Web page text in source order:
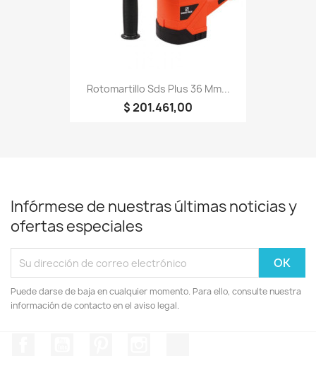
Rotomartillo Sds Plus 36 Mm...
$ 201.461,00
Infórmese de nuestras últimas noticias y
ofertas especiales
Puede darse de baja en cualquier momento. Para ello, consulte nuestra
información de contacto en el aviso legal.